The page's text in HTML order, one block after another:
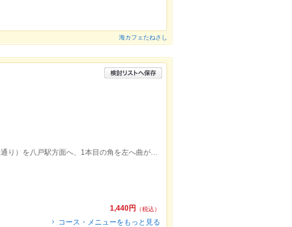
海カフェたねさし
千葉学園高校の前の通り（ゆりの木通り）を八戸駅方面へ、1本目の角を左へ曲がり、50ｍ程進むと、右側にあります。
1,440円
（税込）
コース・メニューをもっと見る